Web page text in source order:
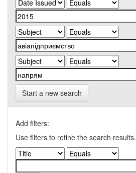
Start a new search
Add filters:
Use filters to refine the search results.